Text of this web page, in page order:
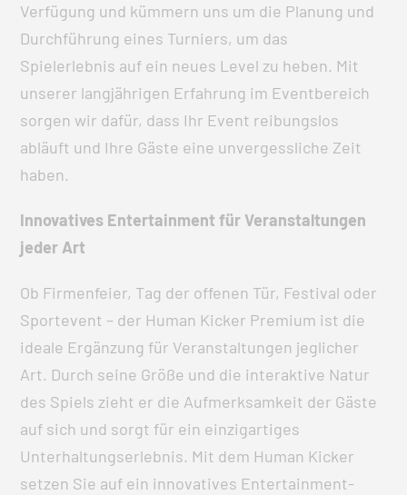
Verfügung und kümmern uns um die Planung und
Durchführung eines Turniers, um das
Spielerlebnis auf ein neues Level zu heben. Mit
unserer langjährigen Erfahrung im Eventbereich
sorgen wir dafür, dass Ihr Event reibungslos
abläuft und Ihre Gäste eine unvergessliche Zeit
haben.
Innovatives Entertainment für Veranstaltungen
jeder Art
Ob Firmenfeier, Tag der offenen Tür, Festival oder
Sportevent – der Human Kicker Premium ist die
ideale Ergänzung für Veranstaltungen jeglicher
Art. Durch seine Größe und die interaktive Natur
des Spiels zieht er die Aufmerksamkeit der Gäste
auf sich und sorgt für ein einzigartiges
Unterhaltungserlebnis. Mit dem Human Kicker
setzen Sie auf ein innovatives Entertainment-